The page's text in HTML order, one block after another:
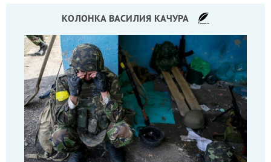
КОЛОНКА ВАСИЛИЯ КАЧУРА